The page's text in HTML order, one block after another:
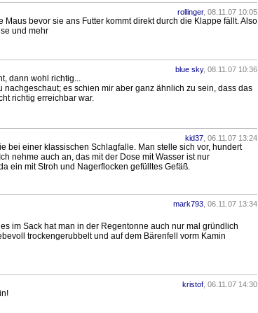
rollinger, 08.11.07 10:05
Maus bevor sie ans Futter kommt direkt durch die Klappe fällt. Also
und mehr
blue sky, 08.11.07 10:36
dann wohl richtig...
nachgeschaut; es schien mir aber ganz ähnlich zu sein, dass das
richtig erreichbar war.
kid37 , 06.11.07 13:24
bei einer klassischen Schlagfalle. Man stelle sich vor, hundert
nehme auch an, das mit der Dose mit Wasser ist nur
ein mit Stroh und Nagerflocken gefülltes Gefäß.
mark793 , 06.11.07 13:34
im Sack hat man in der Regentonne auch nur mal gründlich
trockengerubbelt und auf dem Bärenfell vorm Kamin
kristof , 06.11.07 14:30